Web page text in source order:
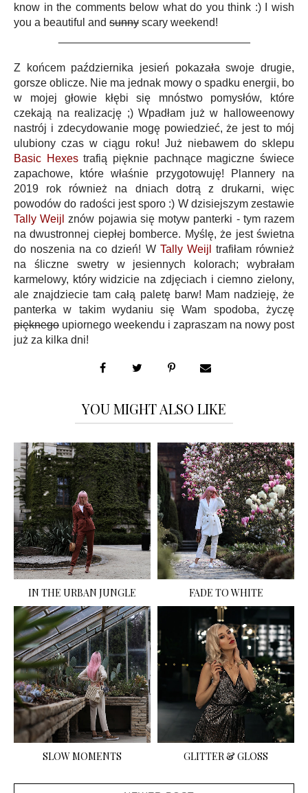
know in the comments below what do you think :) I wish
you a beautiful and sunny scary weekend!
Z końcem października jesień pokazała swoje drugie,
gorsze oblicze. Nie ma jednak mowy o spadku energii, bo
w mojej głowie kłębi się mnóstwo pomysłów, które
czekają na realizację ;) Wpadłam już w halloweenowy
nastrój i zdecydowanie mogę powiedzieć, że jest to mój
ulubiony czas w ciągu roku! Już niebawem do sklepu
Basic Hexestrafią pięknie pachnące magiczne świece
zapachowe, które właśnie przygotowuję! Plannery na
2019 rok również na dniach dotrą z drukarni, więc
powodów do radości jest sporo :) W dzisiejszym zestawie
Tally Weijl znów pojawia się motyw panterki - tym razem
na dwustronnej ciepłej bomberce. Myślę, że jest świetna
do noszenia na co dzień! W Tally Weijl
trafiłam również
na śliczne swetry w jesiennych kolorach; wybrałam
karmelowy, który widzicie na zdjęciach i ciemno zielony,
ale znajdziecie tam całą paletę barw! Mam nadzieję, że
panterka w takim wydaniu się Wam spodoba, życzę
pięknego upiornego weekendu i zapraszam na nowy post
już za kilka dni!
YOU MIGHT ALSO LIKE
IN THE URBAN JUNGLE FADE TO WHITE
SLOW MOMENTS GLITTER & GLOSS